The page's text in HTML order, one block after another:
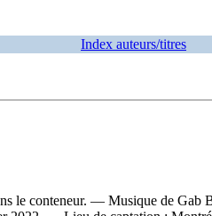
Index auteurs/titres
le conteneur. — Musique de Gab